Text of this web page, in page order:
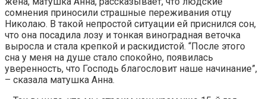
сомнения приносили страшные переживания отцу
Николаю. В такой непростой ситуации ей приснился сон,
что она посадила лозу и тонкая виноградная веточка
выросла и стала крепкой и раскидистой. “После этого
сна у меня на душе стало спокойно, появилась
уверенность, что Господь благословит наше начинание”,
– сказала матушка Анна.